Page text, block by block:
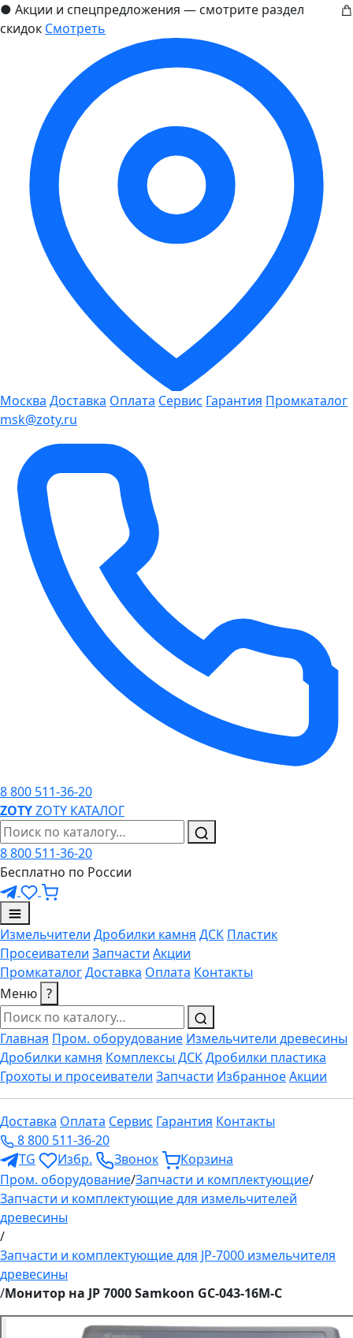
● Акции и спецпредложения — смотрите раздел
скидок Смотреть
Москва Доставка Оплата Сервис Гарантия Промкаталог
msk@zoty.ru
8 800 511-36-20
ZOTYZOTY КАТАЛОГ
8 800 511-36-20
Бесплатно по России
Измельчители Дробилки камня ДСК Пластик
Просеиватели Запчасти Акции
ПромкаталогДоставка Оплата Контакты
Меню ?
Главная Пром. оборудование Измельчители древесины
Дробилки камня Комплексы ДСКДробилки пластика
Грохоты и просеиватели Запчасти ИзбранноеАкции
Доставка Оплата Сервис Гарантия Контакты
8 800 511-36-20
TG
Избр. Звонок
Корзина
Пром. оборудование/Запчасти и комплектующие/
Запчасти и комплектующие для измельчителей
древесины
/
Запчасти и комплектующие для JP-7000 измельчителя
древесины
/Монитор на JP 7000 Samkoon GC-043-16M-C